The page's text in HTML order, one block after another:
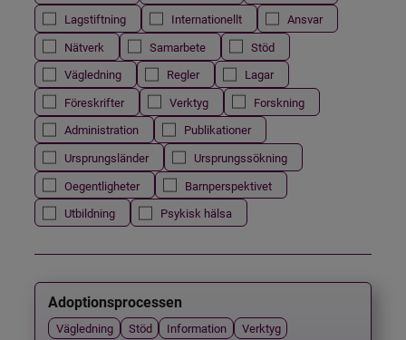
Lagstiftning
Internationellt
Ansvar
Nätverk
Samarbete
Stöd
Vägledning
Regler
Lagar
Föreskrifter
Verktyg
Forskning
Administration
Publikationer
Ursprungsländer
Ursprungssökning
Oegentligheter
Barnperspektivet
Utbildning
Psykisk hälsa
Adoptionsprocessen
Vägledning Stöd Information
Verktyg